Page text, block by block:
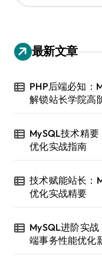
：
最新文章
PHP后端必知：
解锁站长学院高
MySQL技术精
优化实战指南
技术赋能站长：
优化实战精要
MySQL进阶实
端事务性能优化